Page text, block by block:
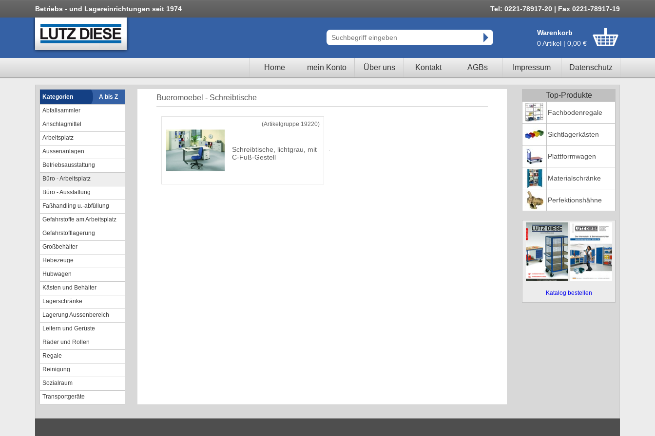
Betriebs - und Lagereinrichtungen seit 1974 Tel: 0221-78917-20 | Fax 0221-78917-19
Warenkorb
0 Artikel | 0,00 €
Home mein Konto Über uns Kontakt AGBs Impressum Datenschutz
Kategorien
A bis Z
Abfallsammler
Anschlagmittel
Arbeitsplatz
Aussenanlagen
Betriebsausstattung
Büro - Arbeitsplatz
Büro - Ausstattung
Faßhandling u.-abfüllung
Gefahrstoffe am Arbeitsplatz
Gefahrstofflagerung
Großbehälter
Hebezeuge
Hubwagen
Kästen und Behälter
Lagerschränke
Lagerung Aussenbereich
Leitern und Gerüste
Räder und Rollen
Regale
Reinigung
Sozialraum
Transportgeräte
Bueromoebel - Schreibtische
(Artikelgruppe 19220)
Schreibtische, lichtgrau, mit
C-Fuß-Gestell
Top-Produkte
Fachbodenregale
Sichtlagerkästen
Plattformwagen
Materialschränke
Perfektionshähne
Katalog bestellen